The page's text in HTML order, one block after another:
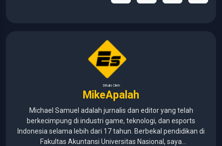
Ditulis Oleh
MikeApalah
Michael Samuel adalah jurnalis dan editor yang telah
berkecimpung di industri game, teknologi, dan esports
Indonesia selama lebih dari 17 tahun. Berbekal pendidikan di
Fakultas Akuntansi Universitas Nasional, saya